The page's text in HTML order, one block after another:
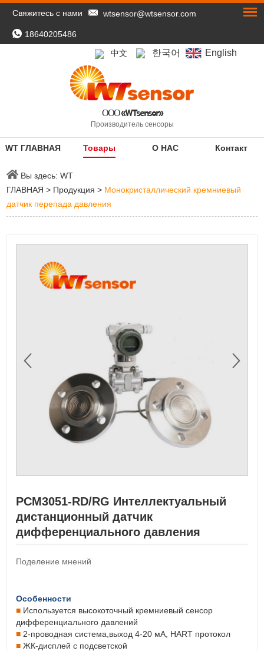
Свяжитесь с нами wtsensor@wtsensor.com
18640205486
中文 한국어 English
ООО «WTsensor»
Производитель сенсоры
WT ГЛАВНАЯ Товары О НАС Контакт
Вы здесь:WT
ГЛАВНАЯ > Продукция > Монокристаллический кремниевый
датчик перепада давления
PCM3051-RD/RG Интеллектуальный
дистанционный датчик
дифференциального давления
Поделение мнений
Особенности
■ Используется высокоточный кремниевый сенсор
дифференциального давлений
■ 2-проводная система,выход 4-20 мА, HART протокол
■ ЖК-дисплей с подсветской